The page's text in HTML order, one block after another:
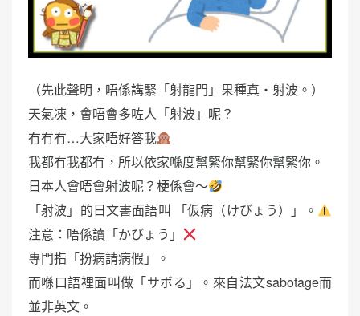
（先此聲明，唔係講緊「射龍門」果種真・射波。）
天氣凍，會唔會多咗人「射波」呢？
冇冇冇…大家唔好答我
我都冇我都冇，所以依家喺度幫緊你幫緊你幫緊你。
日本人會唔會射波呢？梗係會～
「射波」的日文書面語叫 「仮病（けびょう）」。
注意：唔係讀「かびょう」
專門指「扮病請病假」。
而喺口語裡面叫做「サボる」。來自法文sabotage而
並非英文。